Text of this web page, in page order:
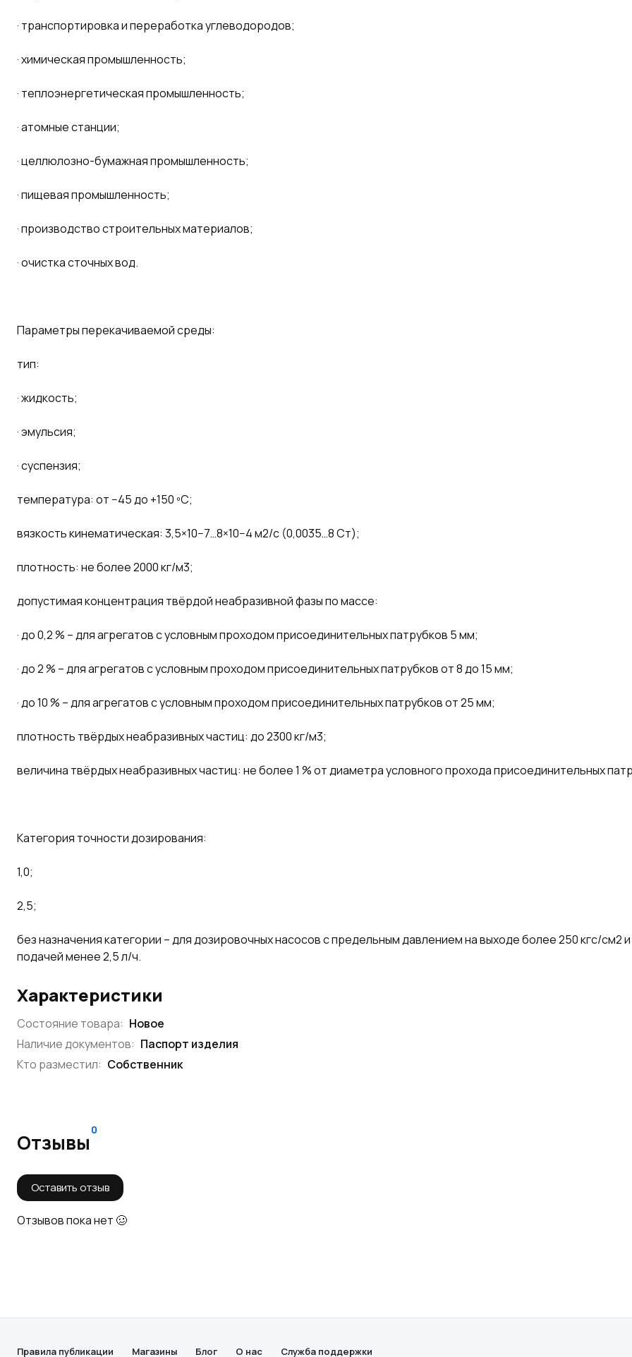
· транспортировка и переработка углеводородов;
· химическая промышленность;
· теплоэнергетическая промышленность;
· атомные станции;
· целлюлозно-бумажная промышленность;
· пищевая промышленность;
· производство строительных материалов;
· очистка сточных вод.
Параметры перекачиваемой среды:
тип:
· жидкость;
· эмульсия;
· суспензия;
температура: от −45 до +150 ºС;
вязкость кинематическая: 3,5×10−7…8×10−4 м2/с (0,0035…8 Ст);
плотность: не более 2000 кг/м3;
допустимая концентрация твёрдой неабразивной фазы по массе:
· до 0,2 % – для агрегатов с условным проходом присоединительных патрубков 5 мм;
· до 2 % – для агрегатов с условным проходом присоединительных патрубков от 8 до 15 мм;
· до 10 % – для агрегатов с условным проходом присоединительных патрубков от 25 мм;
плотность твёрдых неабразивных частиц: до 2300 кг/м3;
величина твёрдых неабразивных частиц: не более 1 % от диаметра условного прохода присоединительных
Категория точности дозирования:
1,0;
2,5;
без назначения категории – для дозировочных насосов с предельным давлением на выходе более 250 кгс/см2 и
подачей менее 2,5 л/ч.
Характеристики
Состояние товара: Новое
Наличие документов: Паспорт изделия
Кто разместил: Собственник
Отзывы
0
Оставить отзыв
Отзывов пока нет 🥴
Правила публикации Магазины Блог О нас Служба поддержки